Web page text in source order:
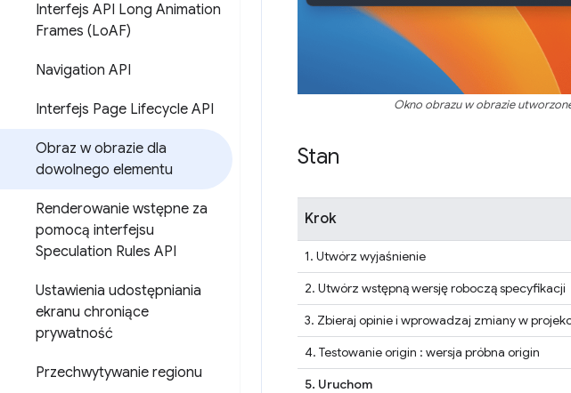
Interfejs API Long Animation
Frames (LoAF)
Navigation API
Interfejs Page Lifecycle API
Obraz w obrazie dla
dowolnego elementu
Renderowanie wstępne za
pomocą interfejsu
Speculation Rules API
Ustawienia udostępniania
ekranu chroniące
prywatność
Przechwytywanie regionu
Okno obrazu w obrazie
Stan
Krok
1. Utwórz wyjaśnienie
2. Utwórz wstępną wersję roboczą specyfikacji
3. Zbieraj opinie i wprowadzaj zmiany w
4. Testowanie origin : wersja próbna origin
5. Uruchom